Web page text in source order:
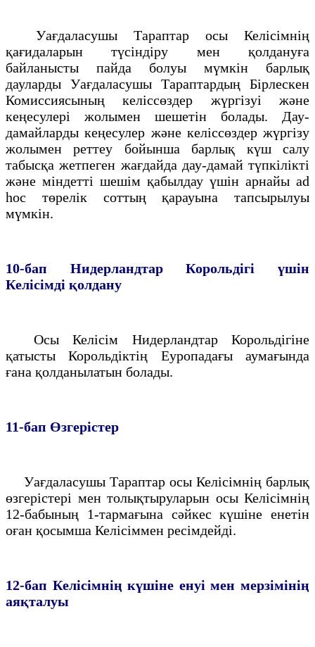
Уағдаласушы Тараптар осы Келiсiмнiң
қағидаларын түсiндiру мен қолдануға
байланысты пайда болуы мүмкiн барлық
дауларды Уағдаласушы Тараптардың Бiрлескен
Комиссиясының келiссөздер жүргiзуi және
кеңесулерi жолымен шешетiн болады. Дау-
дамайларды кеңесулер және келiссөздер жүргiзу
жолымен реттеу бойынша барлық күш салу
табысқа жетпеген жағдайда дау-дамай түпкiлiктi
және мiндеттi шешiм қабылдау үшiн арнайы ad
hoc төрелiк соттың қарауына тапсырылуы
мүмкін.
10-бап
Нидерландтар Корольдігi үшiн
Келiсiмді қолдану
Осы Келiсiм Нидерландтар Корольдiгiне
қатысты Корольдiктің Еуропадағы аумағында
ғана қолданылатын болады.
11-бап Өзгерiстер
Уағдаласушы Тараптар осы Келiсiмнiң барлық
өзгерiстерi мен толықтыруларын осы Келiсiмнiң
12-бабының 1-тармағына сәйкес күшiне енетiн
оған қосымша Келiсiммен ресiмдейдi.
12-бап Келiсiмнiң күшiне енуi мен мерзiмiнiң
аяқталуы